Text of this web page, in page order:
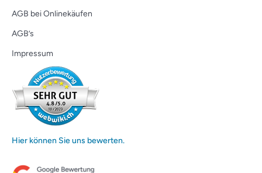
AGB bei Onlinekäufen
AGB’s
Impressum
Hier können Sie uns bewerten.